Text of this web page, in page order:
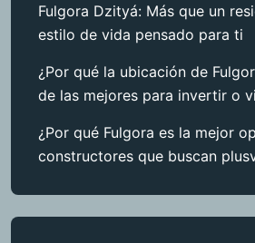
Fulgora Dzityá: Más que un
estilo de vida pensado para ti
¿Por qué la ubicación de
de las mejores para invertir o
¿Por qué Fulgora es la mejor
constructores que buscan